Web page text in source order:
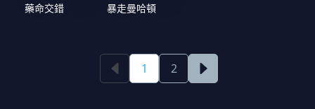
藥命交錯 暴走曼哈頓
1 2